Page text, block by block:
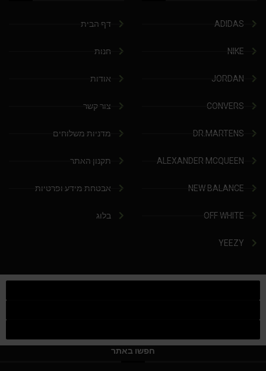
ADIDAS
NIKE
JORDAN
CONVERS
DR.MARTENS
ALEXANDER MCQUEEN
NEW BALANCE
OFF WHITE
YEEZY
דף הבית
חנות
אודות
צור קשר
מדניות משלוחים
תקנון האתר
אבטחת מידע ופרטיות
בלוג
חפשו באתר